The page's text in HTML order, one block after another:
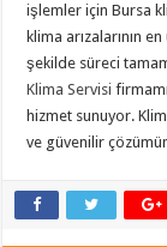
işlemler için Bursa
klima arızalarının
şekilde süreci
Klima Servisi
hizmet sunuyor.
ve güvenilir